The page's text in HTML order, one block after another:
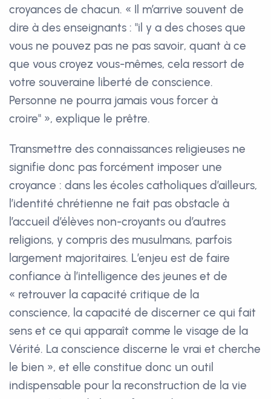
croyances de chacun. « Il m’arrive souvent de
dire à des enseignants : "il y a des choses que
vous ne pouvez pas ne pas savoir, quant à ce
que vous croyez vous-mêmes, cela ressort de
votre souveraine liberté de conscience.
Personne ne pourra jamais vous forcer à
croire" », explique le prêtre.
Transmettre des connaissances religieuses ne
signifie donc pas forcément imposer une
croyance : dans les écoles catholiques d’ailleurs,
l’identité chrétienne ne fait pas obstacle à
l’accueil d’élèves non-croyants ou d’autres
religions, y compris des musulmans, parfois
largement majoritaires. L’enjeu est de faire
confiance à l’intelligence des jeunes et de
« retrouver la capacité critique de la
conscience, la capacité de discerner ce qui fait
sens et ce qui apparaît comme le visage de la
Vérité. La conscience discerne le vrai et cherche
le bien », et elle constitue donc un outil
indispensable pour la reconstruction de la vie